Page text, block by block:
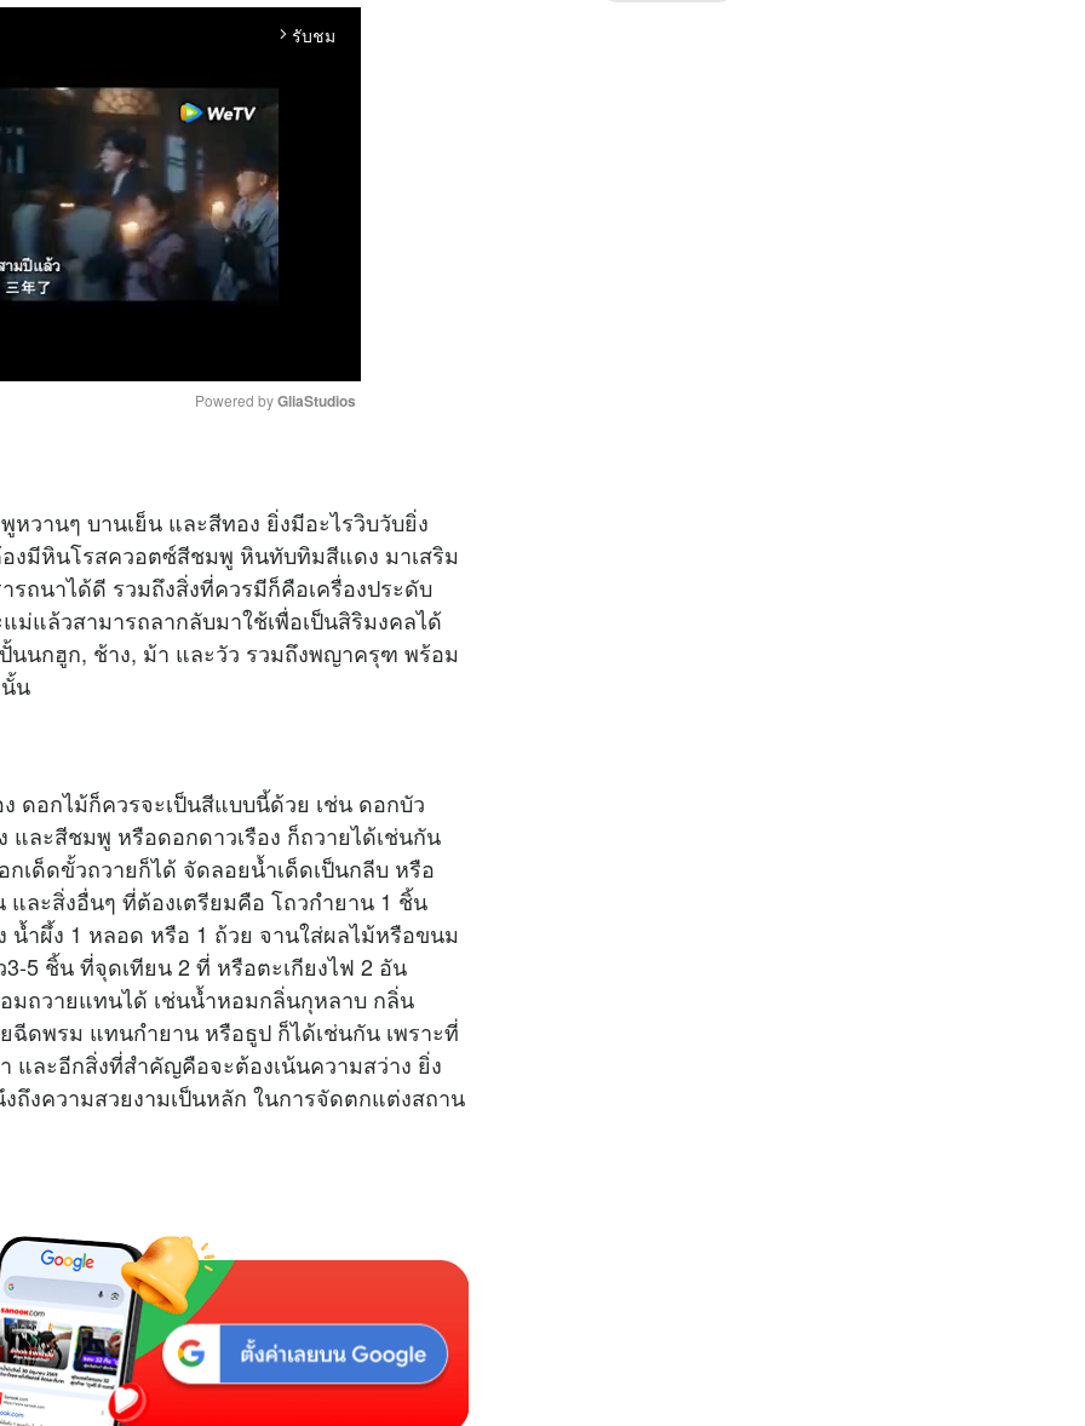
arrow_forward_ios รับชม
t
e
Powered by GliaStudios
วานๆ​ บานเย็น​ และสีทอง​ ยิ่งมีอะไรวิบวับยิ่ง
งมีหินโรสควอตซ์​สีชมพู​ หินทับทิมสีแดง มาเสริม
ถนา​ได้ดี​ รวมถึง​สิ่งที่ควรมี​ก็คือเครื่องประดับ​
ม่แล้วสามารถลากลับมาใช้เพื่อเป็นสิริมงคลได้
นนกฮูก​, ช้าง,​ ม้า​ และวัว​ รวมถึง​พญาครุฑ พร้อม
น
ดอกไม้ก็ควรจะเป็นสีแบบนี้ด้วย​ เช่น ดอกบัว
ละสีชมพู​ หรือดอกดาวเรือง ก็ถวายได้เช่นกัน​
เด็ดขั้วถวายก็ได้​ จัดลอยน้ำ​เด็ดเป็นกลีบ​ หรือ
และสิ่งอื่นๆ ที่ต้องเตรียมคือ โถวกำยาน​ 1 ชิ้น​
น้ำผึ้ง 1 หลอด​ หรือ 1 ถ้วย​ จานใส่ผลไม้หรือขนม
5 ชิ้น​ ที่จุดเทียน 2 ที่​ หรือตะเกียงไฟ 2 อัน​
มถวายแทนได้ เช่นน้ำหอม​กลิ่นกุหลาบ​ กลิ่น
ฉีดพรม​ แทนกำยาน หรือธูป ก็ได้เช่นกัน เพราะที่
และอีกสิ่งที่สำคัญคือจะต้องเน้นความสว่าง ยิ่ง
ถึงความสวยงามเป็นหลัก ในการจัดตกแต่งสถาน